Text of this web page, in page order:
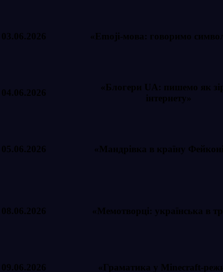
03.06.2026 «Emoji-мова: говоримо
04.06.2026
«Блогери UA: пишемо як
інтернету»
05.06.2026 «Мандрівка в країну
08.06.2026 «Мемотворці: українська в
09.06.2026 «Граматика у Minecraft-